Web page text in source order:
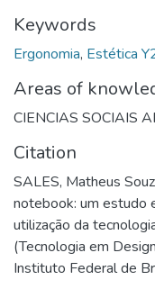
Keywords
Ergonomia, Estética
Areas of
CIENCIAS SOCIAIS
Citation
SALES, Matheus
notebook: um estudo
utilização da
(Tecnologia em
Instituto Federal de